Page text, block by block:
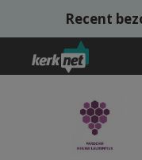
Overslaan en naar de
Recent